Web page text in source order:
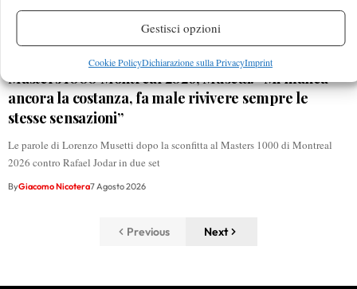
Gestisci opzioni
Cookie PolicyDichiarazione sulla PrivacyImprint
Masters 1000 Montreal 2026, Musetti: “Mi manca
ancora la costanza, fa male rivivere sempre le
stesse sensazioni”
Le parole di Lorenzo Musetti dopo la sconfitta al Masters 1000 di Montreal
2026 contro Rafael Jodar in due set
ByGiacomo Nicotera7 Agosto 2026
Previous Next